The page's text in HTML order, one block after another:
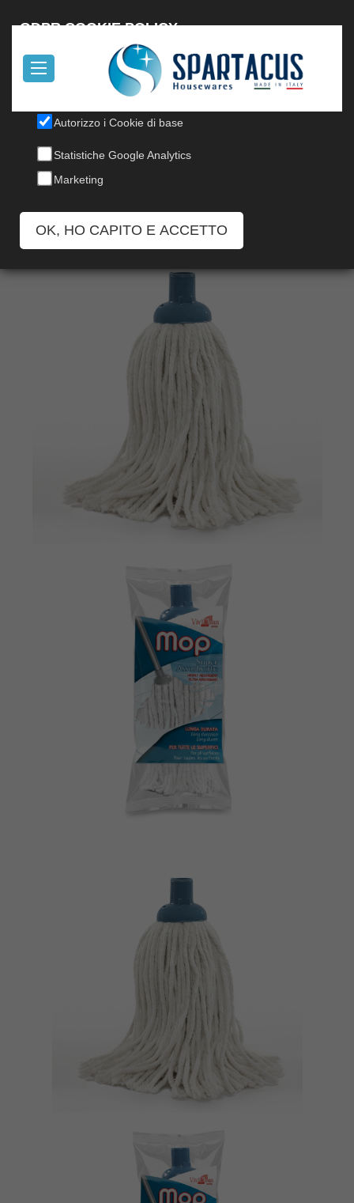
MOP COTONE
GDPR COOKIE POLICY
Il nostro sito utilizza cookies, per informazioni, leggi la nostra
Cookie Policy
Autorizzo i Cookie di base
Statistiche Google Analytics
Marketing
OK, HO CAPITO E ACCETTO